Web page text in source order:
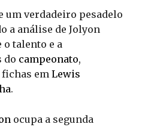
um verdadeiro pesadelo
a análise de Jolyon
talento e a
do campeonato,
em Lewis
.
ocupa a segunda